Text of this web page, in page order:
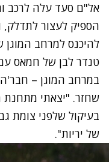
אל"ם סעד עלה לרכב
הספיק לעצור לתדלק,
להיכנס למרחב
טנדר לבן של חמאס
במרחב המוגן –
שחזר. "יצאתי מתחנת
בעיקול שלפני צומת
של יריות".